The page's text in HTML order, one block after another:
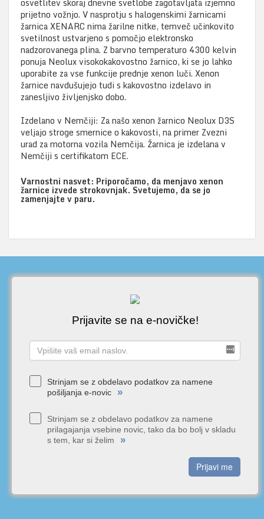
prijetno vožnjo. V nasprotju s halogenskimi žarnicami
žarnica XENARC nima žarilne nitke, temveč učinkovito
svetilnost ustvarjeno s pomočjo elektronsko
nadzorovanega plina. Z barvno temperaturo 4300 kelvin
ponuja Neolux visokokakovostno žarnico, ki se jo lahko
uporabite za vse funkcije prednje xenon luči. Xenon
žarnice navdušujejo tudi s kakovostno izdelavo in
zanesljivo življenjsko dobo.
Izdelano v Nemčiji: Za našo xenon žarnico Neolux D3S
veljajo stroge smernice o kakovosti, na primer Zvezni
urad za motorna vozila Nemčija. Žarnica je izdelana v
Nemčiji s certifikatom ECE.
Varnostni nasvet: Priporočamo, da menjavo xenon
žarnice izvede strokovnjak. Svetujemo, da se jo
zamenjajte v paru.
Prijavite se na e-novičke!
Strinjam se z obdelavo podatkov za namene
pošiljanja e-novic
»
Strinjam se z obdelavo podatkov za namene
prilagajanja vsebine novic, tako da bo bolj v skladu
s tem, kar si želim
»
Prijavi me